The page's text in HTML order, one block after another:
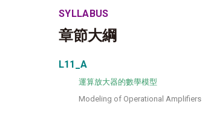
SYLLABUS
章節大綱
L11_A
運算放大器的數學模型
Modeling of Operational Amplifiers